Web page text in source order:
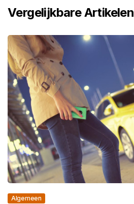
Vergelijkbare Artikelen
Algemeen